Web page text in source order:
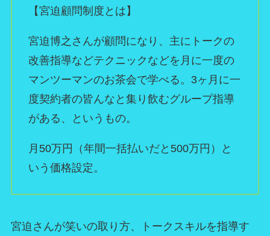
【宮迫顧問制度とは】
宮迫博之さんが顧問になり、主にトークの
改善指導などテクニックなどを月に一度の
マンツーマンのお茶会で学べる。3ヶ月に一
度契約者の皆んなと集り飲むグループ指導
がある、というもの。
月50万円（年間一括払いだと500万円）と
いう価格設定。
宮迫さんが笑いの取り方、トークスキルを指導す